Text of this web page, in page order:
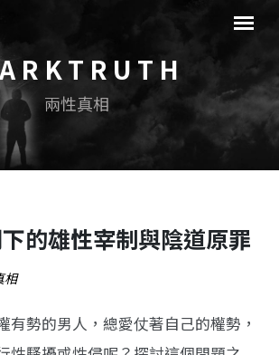
R K T R U T H
兩性真相
的雄性宰制與陰道原罪
相
有勢的男人，總愛仗著自己的權勢，